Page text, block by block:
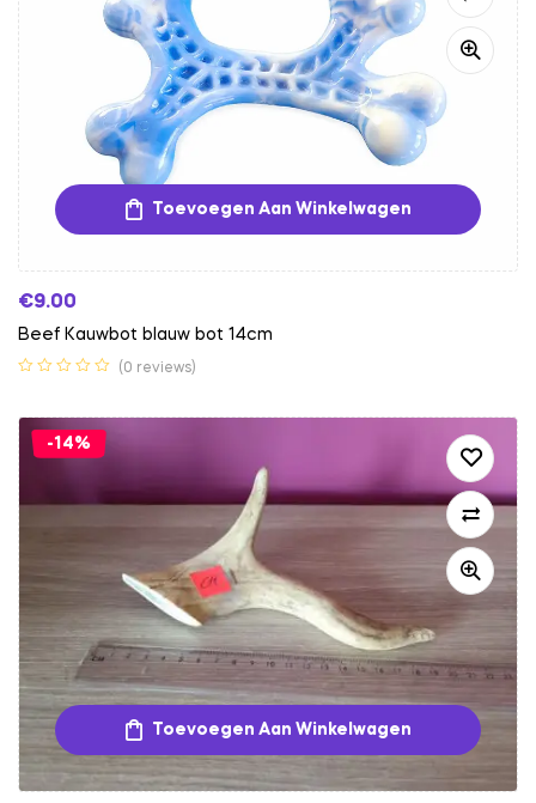
Toevoegen Aan Winkelwagen
€9.00
Beef Kauwbot blauw bot 14cm
(0 reviews)
-14%
Toevoegen Aan Winkelwagen